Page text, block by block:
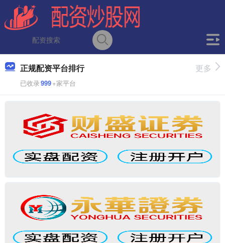
正规配资平台排行
已收录999+家平台
更多